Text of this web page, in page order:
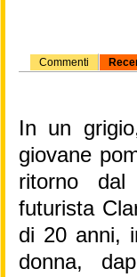
Commenti
In un
giovane
ritorno
futurista
di 20 anni,
donna,